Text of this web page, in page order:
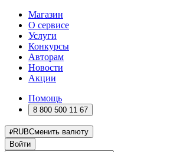
Магазин
О сервисе
Услуги
Конкурсы
Авторам
Новости
Акции
Помощь
8 800 500 11 67
RUBСменить валюту
Войти